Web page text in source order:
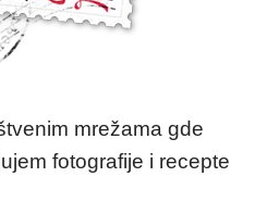
mrežama gde
fotografije i recepte